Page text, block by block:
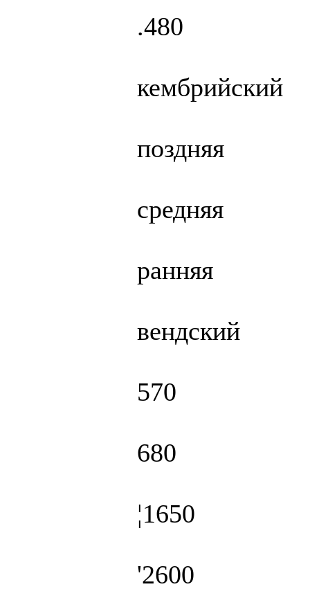
.480
кембрийский
поздняя
средняя
ранняя
вендский
570
680
¦1650
'2600